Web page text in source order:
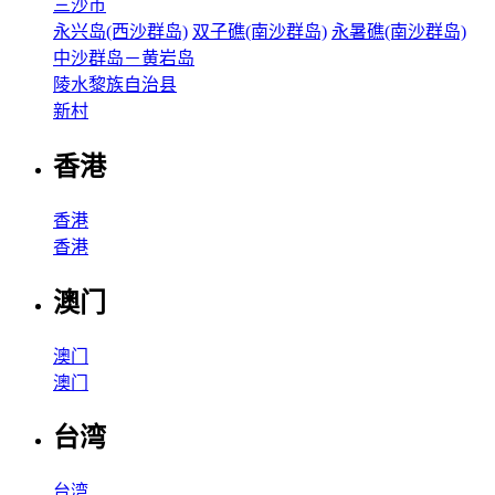
三沙市
永兴岛(西沙群岛) 双子礁(南沙群岛) 永暑礁(南沙群岛)
中沙群岛－黄岩岛
陵水黎族自治县
新村
香港
香港
香港
澳门
澳门
澳门
台湾